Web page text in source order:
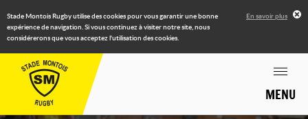
Stade Montois Rugby utilise des cookies pour vous garantir une bonne
expérience de navigation. Si vous continuez à visiter notre site, nous
considérerons que vous acceptez l'utilisation des cookies.
En savoir plus
MENU